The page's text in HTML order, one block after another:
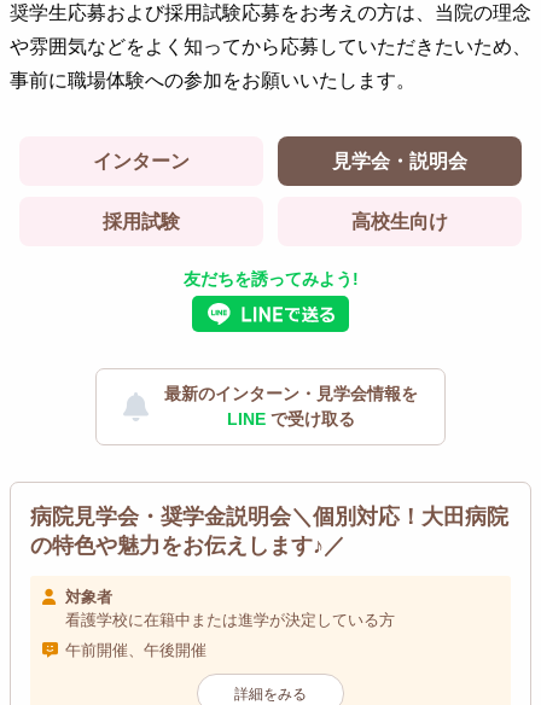
奨学生応募および採用試験応募をお考えの方は、当院の理念
や雰囲気などをよく知ってから応募していただきたいため、
事前に職場体験への参加をお願いいたします。
インターン 見学会・説明会
採用試験 高校生向け
友だちを誘ってみよう!
最新のインターン・見学会情報を
LINE で受け取る
病院見学会・奨学金説明会＼個別対応！大田病院
の特色や魅力をお伝えします♪／
対象者
看護学校に在籍中または進学が決定している方
午前開催、午後開催
詳細をみる